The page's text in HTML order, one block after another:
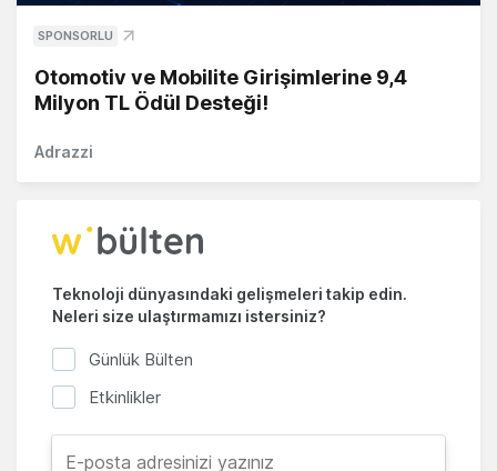
SPONSORLU
Otomotiv ve Mobilite Girişimlerine 9,4
Milyon TL Ödül Desteği!
Adrazzi
Teknoloji dünyasındaki gelişmeleri takip edin.
Neleri size ulaştırmamızı istersiniz?
Günlük Bülten
Etkinlikler